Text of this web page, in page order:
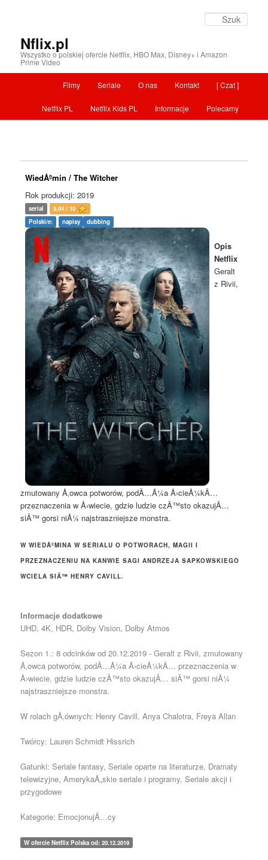
Nflix.pl
Wszystko o polskiej ofercie Netflix, HBO Max, Disney+ i Amazon
Prime Video
Menu główne
Przeskocz do tekstu [ Czat ]
Kontakt
O nas
Seriale
Filmy
Polecamy
Informacje
Netflix Kids PL
Netflix PL
WiedÅºmin / The Witcher
Rok produkcji: 2019
serial
5,04 / 10
Polski/e:
napisy dubbing
Opis
Netflix
Geralt
z Rivii,
zmutowany Å‚owca potworów, podÄ…Å¼a Å›cieÅ¼kÄ…
przeznaczenia w Å›wiecie, gdzie ludzie czÄ™sto okazujÄ…
siÄ™ gorsi niÅ¼ najstraszniejsze monstra.
W WIEDÅºMINA W SERIALU O POTWORACH, MAGII I
PRZEZNACZENIU NA KANWIE SAGI ANDRZEJA SAPKOWSKIEGO
WCIELA SIÄ™ HENRY CAVILL.
Informacje dodatkowe
UHD, 4K, HDR, Dolby Vision, Dolby Atmos
Sezon 1.: 8 odcinków od 20.12.2019 - Geralt z Rivii, zmutowany
Å‚owca potworów, podÄ…Å¼a Å›cieÅ¼kÄ… przeznaczenia w
Å›wiecie, gdzie ludzie czÄ™sto okazujÄ… siÄ™ gorsi niÅ¼
najstraszniejsze monstra.
W rolach gÅ‚ównych: Henry Cavill, Anya Chalotra, Freya Allan
Twórcy: Lauren Schmidt Hissrich
Gatunki: Seriale fantasy, Seriale oparte na literaturze, Dramaty
telewizyjne, AmerykaÅ„skie seriale i programy, Seriale akcji i
przygodowe
Kategorie: EmocjonujÄ…cy
W ofercie Netflix Polska od: 20.12.2019